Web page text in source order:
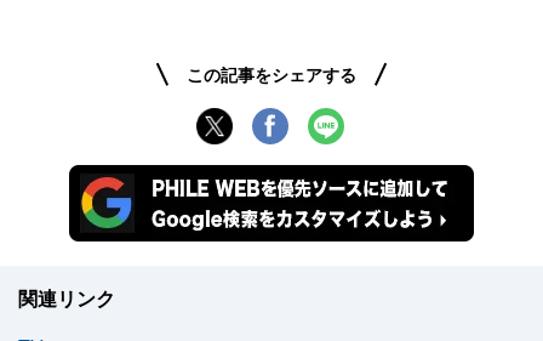
この記事をシェアする
関連リンク